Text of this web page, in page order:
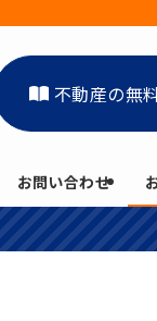
不動産の無
お問い合わせ